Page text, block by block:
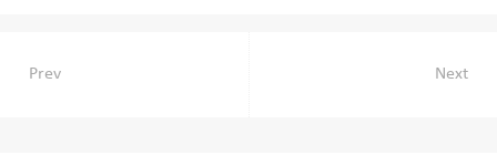
Navegação
Prev Next